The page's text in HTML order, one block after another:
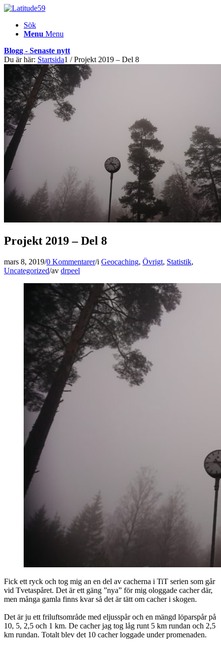
Sök
Menu Menu
Blogg - Senaste nytt
Du är här: Startsida1 / Projekt 2019 – Del 8
Projekt 2019 – Del 8
mars 8, 2019/0 Kommentarer/i Geocaching, Övrigt, Statistik,
Uncategorized/av drpeel
Fick ett ryck och tog mig an en del av cacherna i TiT serien som går
vid Tvetaspåret. Det är ett gäng ”nya” för mig ologgade cacher där,
men många gamla finns kvar så det är tätt om cacher i skogen.
Det är ju ett friluftsområde med eljusspår och en mängd löparspår på
10, 5, 2,5 och 1 km. De cacher jag tog låg runt 5 km rundan och 2,5
km rundan. Totalt blev det 10 cacher loggade under promenaden.